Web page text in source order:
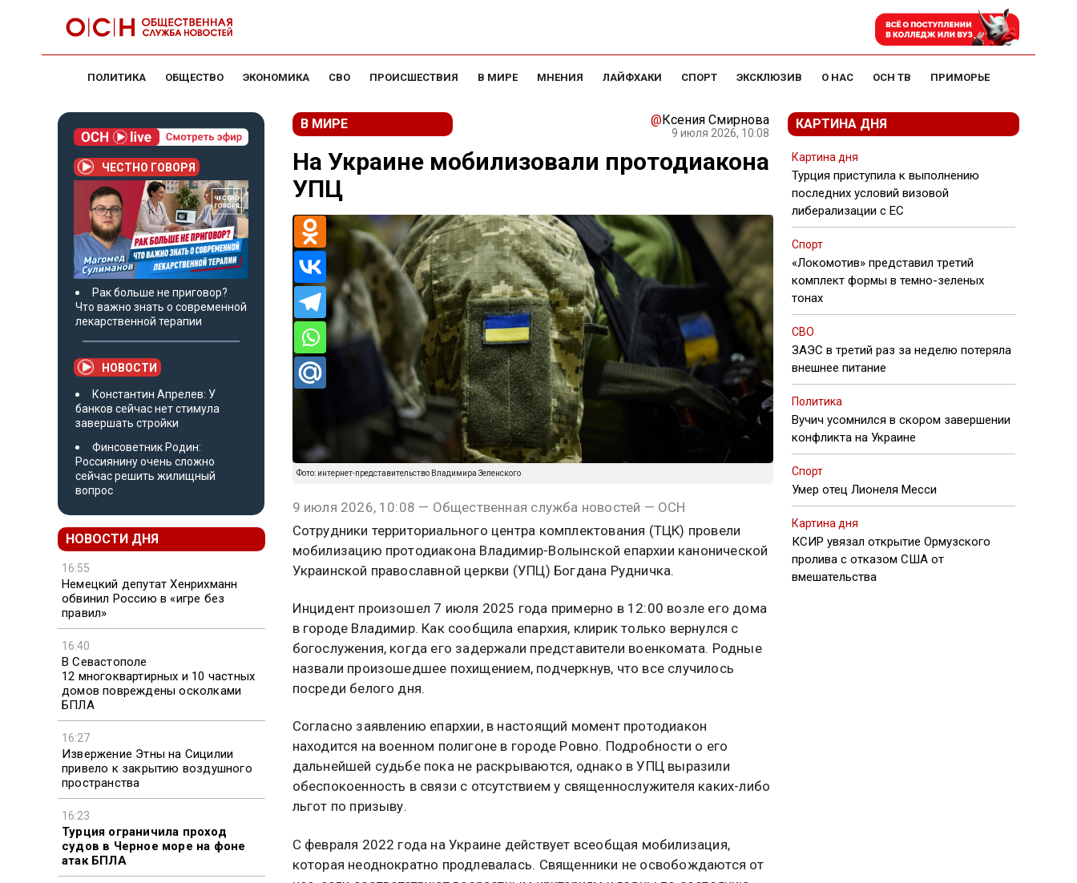
ПОЛИТИКА ОБЩЕСТВО ЭКОНОМИКА СВО ПРОИСШЕСТВИЯ В МИРЕ МНЕНИЯ ЛАЙФХАКИ СПОРТ ЭКСКЛЮЗИВ О НАС ОСН ТВ ПРИМОРЬЕ
ЧЕСТНО ГОВОРЯ
Рак больше не приговор?
Что важно знать о современной
лекарственной терапии
НОВОСТИ
Константин Апрелев: У
банков сейчас нет стимула
завершать стройки
Финсоветник Родин:
Россиянину очень сложно
сейчас решить жилищный
вопрос
НОВОСТИ ДНЯ
16:55
Немецкий депутат Хенрихманн
обвинил Россию в «игре без
правил»
16:40
В Севастополе
12 многоквартирных и 10 частных
домов повреждены осколками
БПЛА
16:27
Извержение Этны на Сицилии
привело к закрытию воздушного
пространства
16:23
Турция ограничила проход
судов в Черное море на фоне
атак БПЛА
В МИРЕ @Ксения Смирнова
9 июля 2026, 10:08
На Украине мобилизовали протодиакона
УПЦ
Фото: интернет-представительство Владимира Зеленского
9 июля 2026, 10:08 — Общественная служба новостей — ОСН
Сотрудники территориального центра комплектования (ТЦК) провели
мобилизацию протодиакона Владимир-Волынской епархии канонической
Украинской православной церкви (УПЦ) Богдана Рудничка.
Инцидент произошел 7 июля 2025 года примерно в 12:00 возле его дома
в городе Владимир. Как сообщила епархия, клирик только вернулся с
богослужения, когда его задержали представители военкомата. Родные
назвали произошедшее похищением, подчеркнув, что все случилось
посреди белого дня.
Согласно заявлению епархии, в настоящий момент протодиакон
находится на военном полигоне в городе Ровно. Подробности о его
дальнейшей судьбе пока не раскрываются, однако в УПЦ выразили
обеспокоенность в связи с отсутствием у священнослужителя каких-либо
льгот по призыву.
С февраля 2022 года на Украине действует всеобщая мобилизация,
которая неоднократно продлевалась. Священники не освобождаются от
КАРТИНА ДНЯ
Картина дня
Турция приступила к выполнению
последних условий визовой
либерализации с ЕС
Спорт
«Локомотив» представил третий
комплект формы в темно-зеленых
тонах
СВО
ЗАЭС в третий раз за неделю потеряла
внешнее питание
Политика
Вучич усомнился в скором завершении
конфликта на Украине
Спорт
Умер отец Лионеля Месси
Картина дня
КСИР увязал открытие Ормузского
пролива с отказом США от
вмешательства